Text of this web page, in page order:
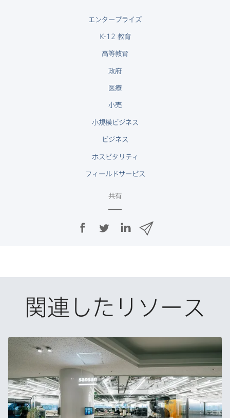
エンタープライズ
K-12 教育
高等教育
政府
医療
小売
小規模ビジネス
ビジネス
ホスピタリティ
フィールドサービス
共有
で
有
w
で
有
関連したリソース